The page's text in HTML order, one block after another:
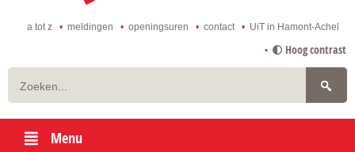
a tot z meldingen openingsuren contact UiT in Hamont-Achel
Hoog contrast
Menu